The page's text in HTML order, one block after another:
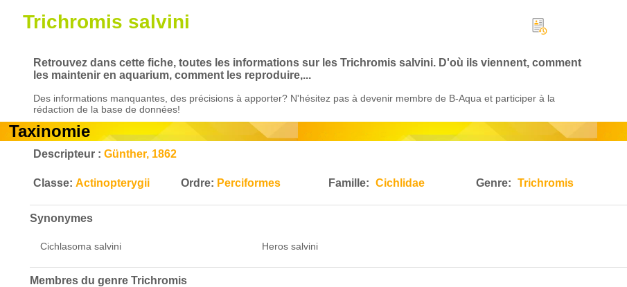
Trichromis salvini
Retrouvez dans cette fiche, toutes les informations sur les Trichromis salvini. D'où ils viennent, comment
les maintenir en aquarium, comment les reproduire,...
Des informations manquantes, des précisions à apporter? N'hésitez pas à devenir membre de B-Aqua et participer à la
rédaction de la base de données!
Taxinomie
Descripteur :Günther, 1862
Classe:Actinopterygii Ordre: Perciformes Famille: Cichlidae Genre: Trichromis
Synonymes
Cichlasoma salvini Heros salvini
Membres du genreTrichromis